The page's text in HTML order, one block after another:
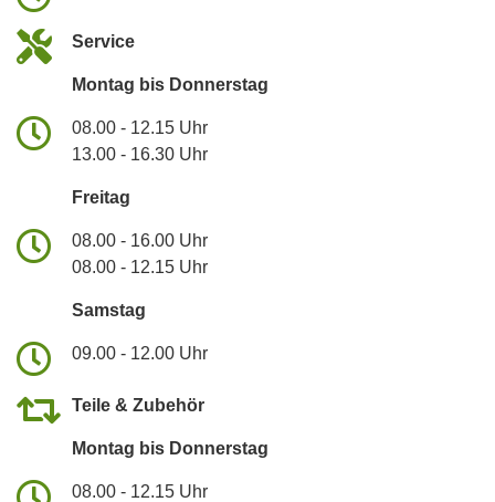
Service
Montag bis Donnerstag
08.00 - 12.15 Uhr
13.00 - 16.30 Uhr
Freitag
08.00 - 16.00 Uhr
08.00 - 12.15 Uhr
Samstag
09.00 - 12.00 Uhr
Teile & Zubehör
Montag bis Donnerstag
08.00 - 12.15 Uhr